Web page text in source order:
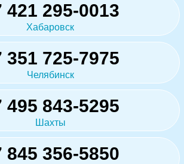
421 295-0013
Хабаровск
351 725-7975
Челябинск
495 843-5295
Шахты
845 356-5850